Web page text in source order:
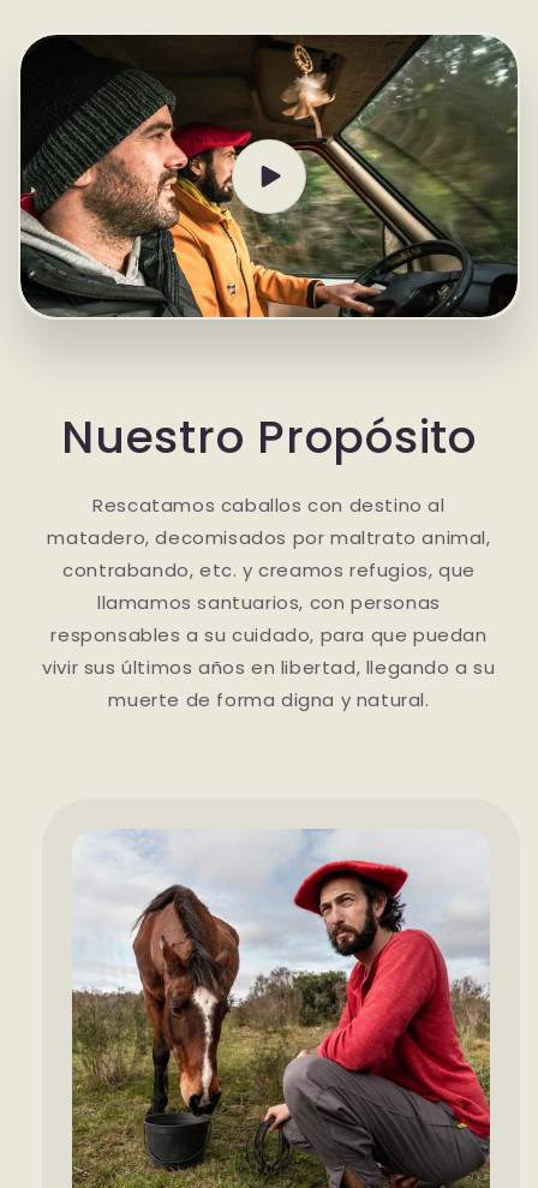
al contenido
Nuestro Propósito
Rescatamos caballos con destino al
matadero, decomisados por maltrato animal,
contrabando, etc. y creamos refugios, que
llamamos santuarios, con personas
responsables a su cuidado, para que puedan
vivir sus últimos años en libertad, llegando a su
muerte de forma digna y natural.